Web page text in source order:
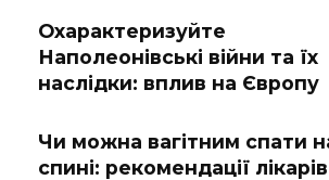
Охарактеризуйте
Наполеонівські війни та їх
наслідки: вплив на Європу
Чи можна вагітним спати
спині: рекомендації